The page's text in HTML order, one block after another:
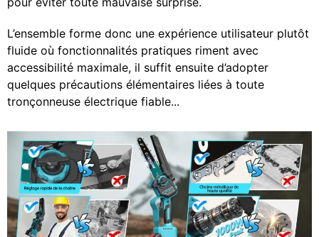
L’ensemble forme donc une expérience utilisateur plutôt
fluide où fonctionnalités pratiques riment avec
accessibilité maximale, il suffit ensuite d’adopter
quelques précautions élémentaires liées à toute
tronçonneuse électrique fiable...